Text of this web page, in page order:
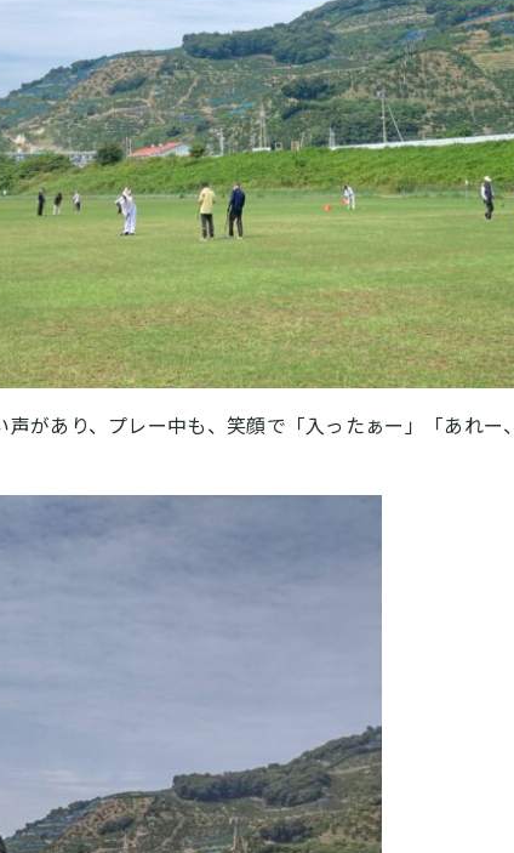
があり、プレー中も、笑顔で「入ったぁー」「あれ